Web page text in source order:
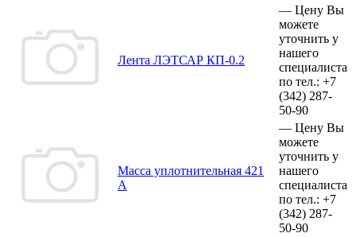
Лента ЛЭТСАР КП-0.2
— Цену Вы
можете
уточнить у
нашего
специалиста
по тел.: +7
(342) 287-
50-90
Масса уплотнительная 421
А
— Цену Вы
можете
уточнить у
нашего
специалиста
по тел.: +7
(342) 287-
50-90